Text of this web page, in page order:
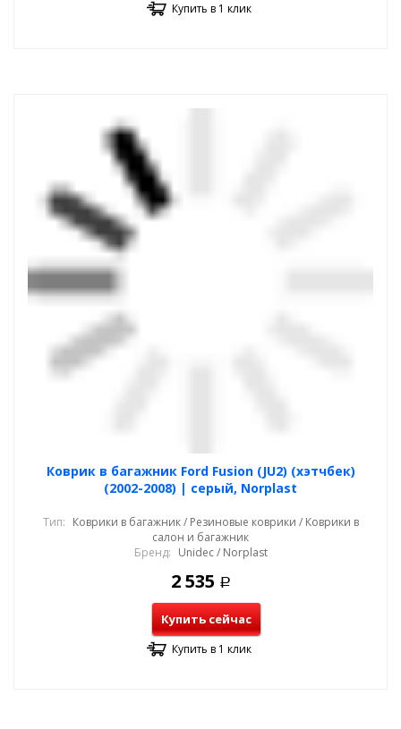
Купить в 1 клик
Коврик в багажник Ford Fusion (JU2) (хэтчбек)
(2002-2008) | серый, Norplast
Тип: Коврики в багажник / Резиновые коврики / Коврики в
салон и багажник
Бренд: Unidec / Norplast
2 535 Р
Купить сейчас
Купить в 1 клик